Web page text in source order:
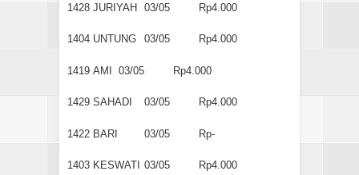
1428 JURIYAH 03/05 Rp4.000
1404 UNTUNG 03/05 Rp4.000
1419 AMI 03/05 Rp4.000
1429 SAHADI 03/05 Rp4.000
1422 BARI 03/05 Rp-
1403 KESWATI 03/05 Rp4.000